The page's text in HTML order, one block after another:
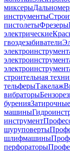
миксеры
инструменты
пистолетыФрезеры
электрические
гвоздезабиватели
строительная
тельферыТакелаж
вибраторы
буренияЗатирочные
машины
инструмент
шуруповерты
шлифмашины
перфораторы